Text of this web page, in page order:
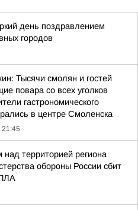
день поздравлением
городов
Тысячи смолян и гостей
повара со всех уголков
гастрономического
в центре Смоленска
21:45
территорией региона
обороны России сбит